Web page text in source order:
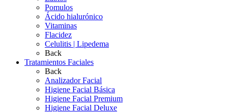
Pomulos
Ácido hialurónico
Vitaminas
Flacidez
Celulitis | Lipedema
Back
Tratamientos Faciales
Back
Analizador Facial
Higiene Facial Básica
Higiene Facial Premium
Higiene Facial Deluxe